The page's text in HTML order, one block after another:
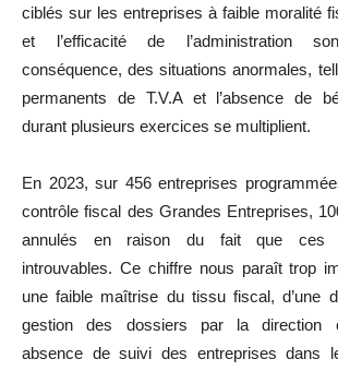
ciblés sur les entreprises à faible moralité
et l’efficacité de l’administration
conséquence, des situations anormales,
permanents de T.V.A et l’absence de
durant plusieurs exercices se multiplient.
En 2023, sur 456 entreprises
contrôle fiscal des Grandes Entreprises,
annulés en raison du fait que ces
introuvables. Ce chiffre nous paraît trop
une faible maîtrise du tissu fiscal, d’une
gestion des dossiers par la direction
absence de suivi des entreprises dans